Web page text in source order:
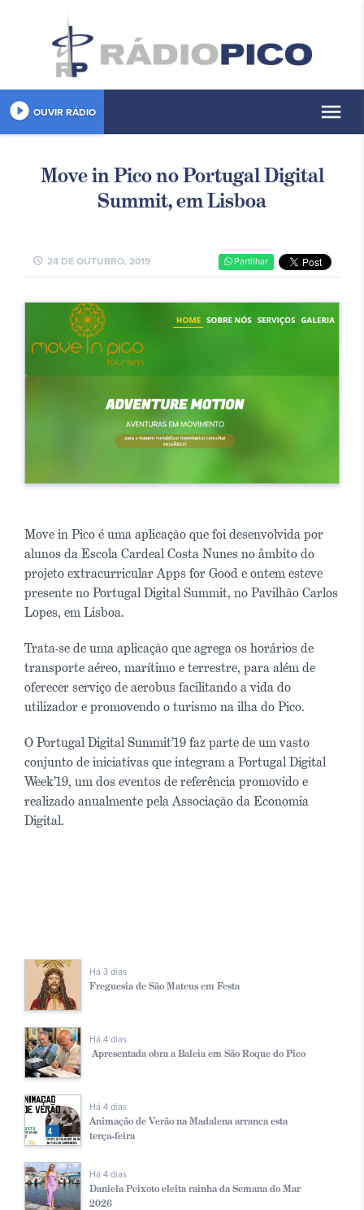
play_circle_filled OUVIR RÁDIO menu
Move in Pico no Portugal Digital
Summit, em Lisboa
schedule 24 DE OUTUBRO, 2019 Partilhar
Move in Pico é uma aplicação que foi desenvolvida por
alunos da Escola Cardeal Costa Nunes no âmbito do
projeto extracurricular Apps for Good e ontem esteve
presente no Portugal Digital Summit, no Pavilhão Carlos
Lopes, em Lisboa.
Trata-se de uma aplicação que agrega os horários de
transporte aéreo, marítimo e terrestre, para além de
oferecer serviço de aerobus facilitando a vida do
utilizador e promovendo o turismo na ilha do Pico.
O Portugal Digital Summit’19 faz parte de um vasto
conjunto de iniciativas que integram a Portugal Digital
Week’19, um dos eventos de referência promovido e
realizado anualmente pela Associação da Economia
Digital.
Há 3 dias
Freguesia de São Mateus em Festa
Há 4 dias
Apresentada obra a Baleia em São Roque do Pico
Há 4 dias
Animação de Verão na Madalena arranca esta
terça-feira
Há 4 dias
Daniela Peixoto eleita rainha da Semana do Mar
2026